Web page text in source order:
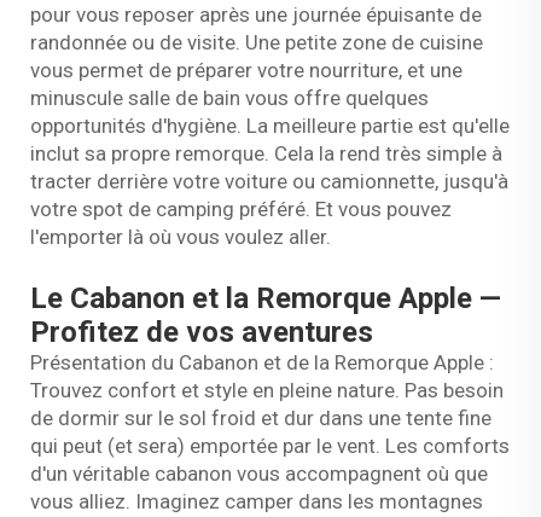
pour vous reposer après une journée épuisante de
randonnée ou de visite. Une petite zone de cuisine
vous permet de préparer votre nourriture, et une
minuscule salle de bain vous offre quelques
opportunités d'hygiène. La meilleure partie est qu'elle
inclut sa propre remorque. Cela la rend très simple à
tracter derrière votre voiture ou camionnette, jusqu'à
votre spot de camping préféré. Et vous pouvez
l'emporter là où vous voulez aller.
Le Cabanon et la Remorque Apple —
Profitez de vos aventures
Présentation du Cabanon et de la Remorque Apple :
Trouvez confort et style en pleine nature. Pas besoin
de dormir sur le sol froid et dur dans une tente fine
qui peut (et sera) emportée par le vent. Les comforts
d'un véritable cabanon vous accompagnent où que
vous alliez. Imaginez camper dans les montagnes